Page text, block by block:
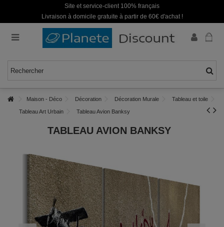
Site et service-client 100% français
Livraison à domicile gratuite à partir de 60€ d'achat !
Maison - Déco Décoration Décoration Murale Tableau et toile
Tableau Art Urbain Tableau Avion Banksy
TABLEAU AVION BANKSY